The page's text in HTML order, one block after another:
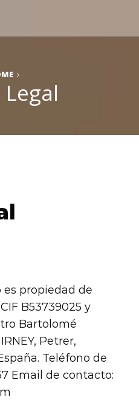
propiedad de
B53739025 y
Bartolomé
Petrer,
Teléfono de
Email de contacto: